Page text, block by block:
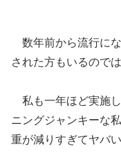
数年前から流行に
された方もいるので
私も一年ほど実施
ニングジャンキーな
重が減りすぎてヤバ